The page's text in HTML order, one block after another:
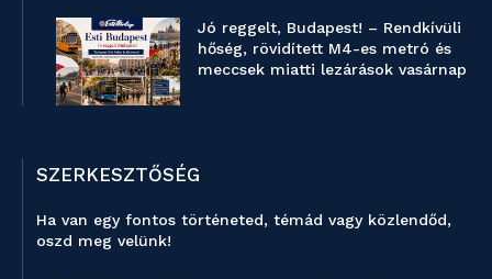
Jó reggelt, Budapest! – Rendkívüli
hőség, rövidített M4-es metró és
meccsek miatti lezárások vasárnap
SZERKESZTŐSÉG
Ha van egy fontos történeted, témád vagy közlendőd,
oszd meg velünk!